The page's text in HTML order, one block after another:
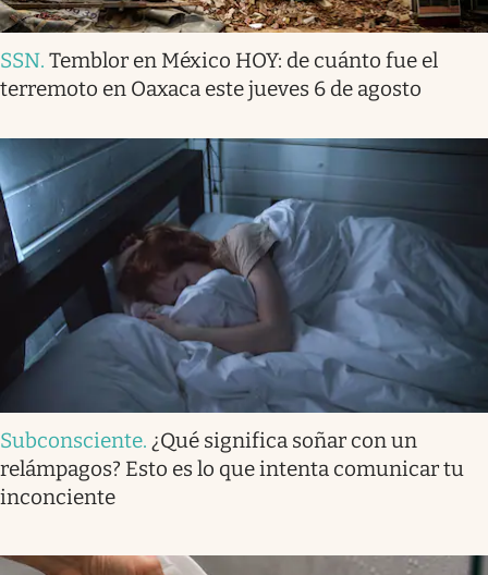
SSN. Temblor en México HOY: de cuánto fue el
terremoto en Oaxaca este jueves 6 de agosto
Subconsciente. ¿Qué significa soñar con un
relámpagos? Esto es lo que intenta comunicar tu
inconciente